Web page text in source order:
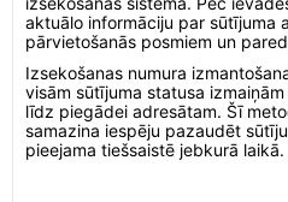
aktuālo informāciju par sūtījuma
pārvietošanās posmiem un
Izsekošanas numura
visām sūtījuma statusa
līdz piegādei adresātam. Šī
samazina iespēju pazaudēt
pieejama tiešsaistē jebkurā laikā.